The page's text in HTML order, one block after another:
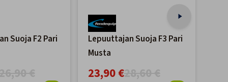
Suoja F2 Pari
€
Lepuuttajan Suoja F3 Pari
Musta
23,90 €28,60 €